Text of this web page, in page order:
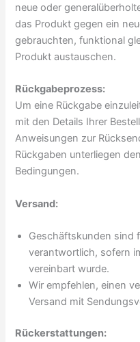
neue oder
das Produkt gegen ein
gebrauchten, funktional
Produkt austauschen.
Rückgabeprozess:
Um eine Rückgabe
mit den Details Ihrer
Anweisungen zur
Rückgaben unterliegen
Bedingungen.
Versand:
Geschäftskunden sind
verantwortlich, sofern
vereinbart wurde.
Wir empfehlen, einen
Versand mit
Rückerstattungen: